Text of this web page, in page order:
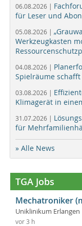
06.08.2026 |
für Leser und
05.08.2026 |
Werkzeugkasten
04.08.2026 |
Spielräume schafft
03.08.2026 |
Klimagerät in
31.07.2026 |
für
» Alle News
TGA Jobs
Mechatroniker
Uniklinikum Erlangen
vor 3 h